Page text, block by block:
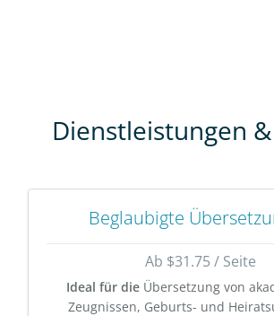
Dienstleistungen
Beglaubigte
Ab $31.75 / Seite
Ideal für dieÜbersetzung von
Zeugnissen, Geburts- und